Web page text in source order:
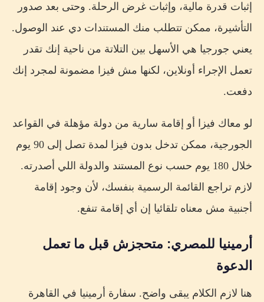
إثبات قدرة مالية، وإثبات غرض الرحلة. وحتى بعد صدور
التأشيرة، ممكن تتطلب منك المستندات دي عند الوصول.
يعني جورجيا هي الأسهل بين التلاتة من ناحية إنك تقدر
تعمل الإجراء أونلاين، لكنها مش فيزا مضمونة لمجرد إنك
دفعت.
لو معاك فيزا أو إقامة سارية من دولة مؤهلة في القواعد
الجورجية، ممكن تدخل بدون فيزا لمدة تصل إلى 90 يوم
خلال 180 يوم حسب نوع المستند والدولة اللي أصدرته.
لازم تراجع القائمة الرسمية بنفسك، لأن وجود إقامة
أجنبية مش معناه تلقائيا إن أي إقامة تنفع.
أرمينيا للمصري: متحجزش قبل ما تعمل
الدعوة
هنا لازم الكلام يبقى واضح. سفارة أرمينيا في القاهرة